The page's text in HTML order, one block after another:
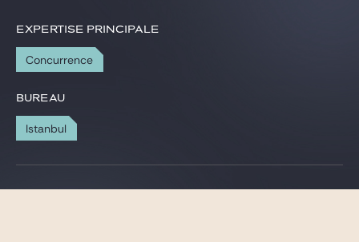
Carrière
Gide Pro Bono et RSE
Blog Real Estate
EXPERTISE PRINCIPALE
Concurrence
BUREAU
Istanbul